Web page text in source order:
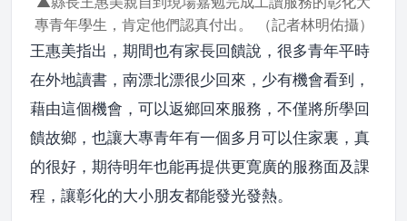
專青年學生，肯定他們認真付出。 （記者林明佑攝）
王惠美指出，期間也有家長回饋說，很多青年平時
在外地讀書，南漂北漂很少回來，少有機會看到，
藉由這個機會，可以返鄉回來服務，不僅將所學回
饋故鄉，也讓大專青年有一個多月可以住家裏，真
的很好，期待明年也能再提供更寛廣的服務面及課
程，讓彰化的大小朋友都能發光發熱。